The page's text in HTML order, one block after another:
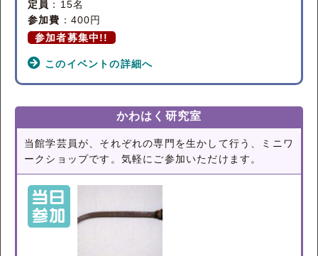
定員 ：15名
参加費 ：400円
参加者募集中!!
このイベントの詳細へ
かわはく研究室
当館学芸員が、それぞれの専門を生かして行う、ミニワ
ークショップです。気軽にご参加いただけます。